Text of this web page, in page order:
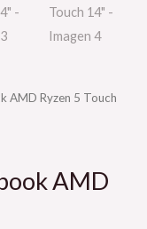
AMD Ryzen 5 Touch
AMD